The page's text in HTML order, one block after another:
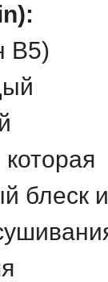
B5)
блеск и